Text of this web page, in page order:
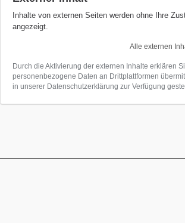
Inhalte von externen Seiten werden ohne Ihre
angezeigt.
Alle externen
Durch die Aktivierung der externen Inhalte erklären
personenbezogene Daten an Drittplattformen
in unserer Datenschutzerklärung zur Verfügung